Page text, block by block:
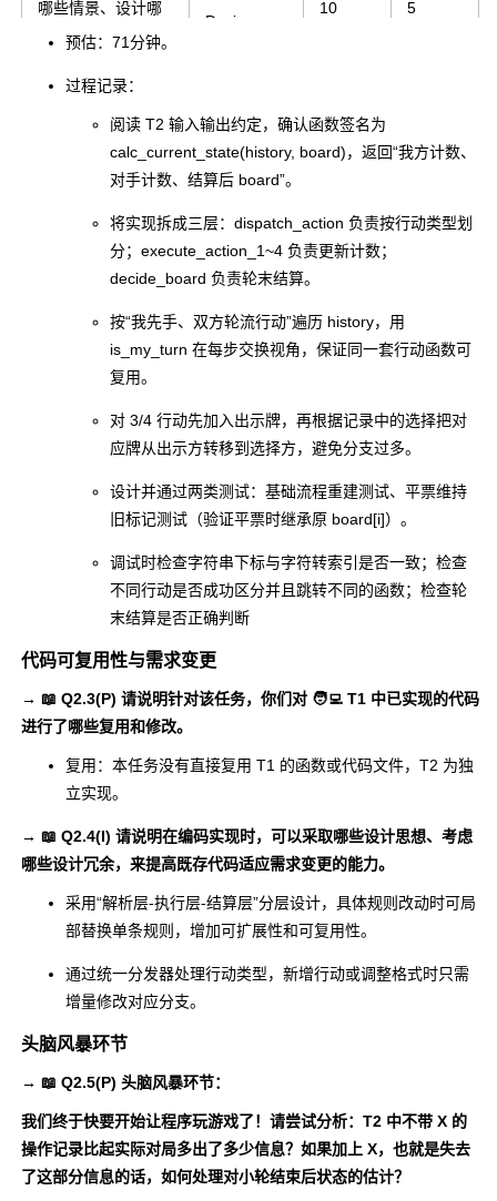
哪些情景、设计哪
些种类的测试用
Design
10 5
生成具体的测试用
例、编码实现测
- Test
Implement
15 10
G
15
- 质量报告（评估设
计、实现、测试的
- Quality
Report
5 5
- 计算工作量
- Size
Measurem
5
进计划（总结过程
中的问题和改进
-
m &
Process
Improveme
nt Plan
5 5
合计 TOTAL 95 71
预估：71分钟。
过程记录：
阅读 T2 输入输出约定，确认函数签名为
calc_current_state(history, board)，返回“我方计数、
对手计数、结算后 board”。
将实现拆成三层： dispatch_action 负责按行动类型划
分； execute_action_1~4 负责更新计数；
decide_board 负责轮末结算。
按“我先手、双方轮流行动”遍历 history，用
is_my_turn 在每步交换视角，保证同一套行动函数可
复用。
对 3/4 行动先加入出示牌，再根据记录中的选择把对
应牌从出示方转移到选择方，避免分支过多。
设计并通过两类测试：基础流程重建测试、平票维持
旧标记测试（验证平票时继承原 board[i]）。
调试时检查字符串下标与字符转索引是否一致；检查
不同行动是否成功区分并且跳转不同的函数；检查轮
末结算是否正确判断
代码可复用性与需求变更
→ 📖 Q2.3(P) 请说明针对该任务，你们对 🧑‍💻 T1 中已实现的代码
进行了哪些复用和修改。
复用：本任务没有直接复用 T1 的函数或代码文件，T2 为独
立实现。
→ 📖 Q2.4(I) 请说明在编码实现时，可以采取哪些设计思想、考虑
哪些设计冗余，来提高既存代码适应需求变更的能力。
采用“解析层-执行层-结算层”分层设计，具体规则改动时可局
部替换单条规则，增加可扩展性和可复用性。
通过统一分发器处理行动类型，新增行动或调整格式时只需
增量修改对应分支。
头脑风暴环节
→ 📖 Q2.5(P) 头脑风暴环节：
我们终于快要开始让程序玩游戏了！请尝试分析：T2 中不带 X 的
操作记录比起实际对局多出了多少信息？如果加上 X，也就是失去
了这部分信息的话，如何处理对小轮结束后状态的估计？